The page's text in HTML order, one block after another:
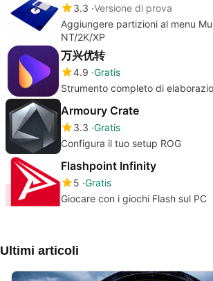
3.3 Versione di prova
Aggiungere partizioni al menu
NT/2K/XP
万兴优转
4.9 Gratis
Strumento completo di
Armoury Crate
3.3 Gratis
Configura il tuo setup ROG
Flashpoint Infinity
5 Gratis
Giocare con i giochi Flash sul PC
Ultimi articoli